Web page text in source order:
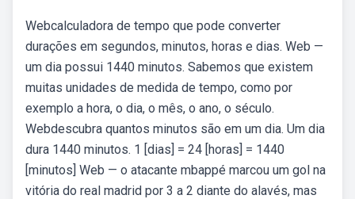
Webcalculadora de tempo que pode converter
durações em segundos, minutos, horas e dias. Web —
um dia possui 1440 minutos. Sabemos que existem
muitas unidades de medida de tempo, como por
exemplo a hora, o dia, o mês, o ano, o século.
Webdescubra quantos minutos são em um dia. Um dia
dura 1440 minutos. 1 [dias] = 24 [horas] = 1440
[minutos] Web — o atacante mbappé marcou um gol na
vitória do real madrid por 3 a 2 diante do alavés, mas